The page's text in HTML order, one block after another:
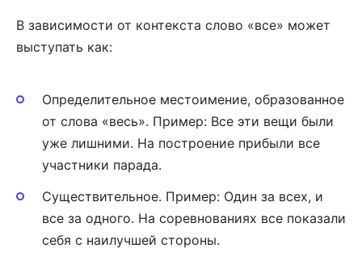
В зависимости от контекста слово «все» может
выступать как:
Определительное местоимение, образованное
от слова «весь». Пример: Все эти вещи были
уже лишними. На построение прибыли все
участники парада.
Существительное. Пример: Один за всех, и
все за одного. На соревнованиях все показали
себя с наилучшей стороны.